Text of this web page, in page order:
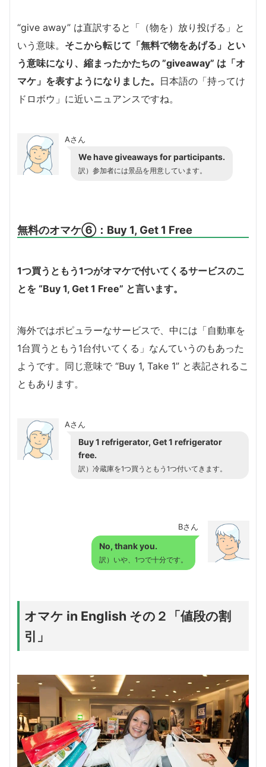
“give away” は直訳すると「（物を）放り投げる」と
いう意味。 そこから転じて「無料で物をあげる」とい
う意味になり、 縮まったかたちの ”giveaway” は「オ
マケ」を表すようになりました。 日本語の「持ってけ
ドロボウ」に近いニュアンスですね。
Aさん
We have giveaways for participants.
訳）参加者には景品を用意しています。
無料のオマケ⑥：Buy 1, Get 1 Free
1つ買うともう1つがオマケで付いてくるサービスのこ
とを “Buy 1, Get 1 Free” と言います。
海外ではポピュラーなサービスで、中には「自動車を
1台買うともう1台付いてくる」なんていうのもあった
ようです。同じ意味で “Buy 1, Take 1” と表記されるこ
ともあります。
Aさん
Buy 1 refrigerator, Get 1 refrigerator
free.
訳）冷蔵庫を1つ買うともう1つ付いてきます。
Bさん
No, thank you.
訳）いや、1つで十分です。
オマケ in English その２「値段の割
引」